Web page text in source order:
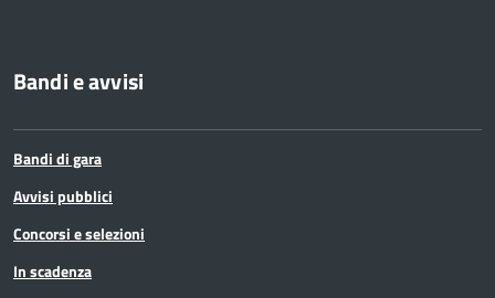
Bandi e avvisi
Bandi di gara
Avvisi pubblici
Concorsi e selezioni
In scadenza